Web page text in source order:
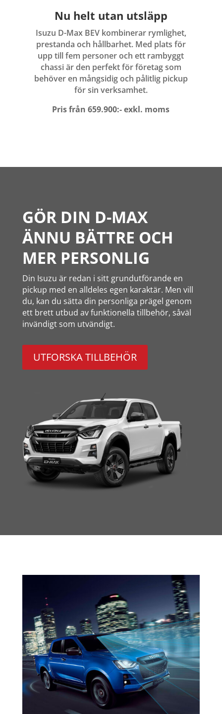
Nu helt utan utsläpp
Isuzu D-Max BEV kombinerar rymlighet,
prestanda och hållbarhet. Med plats för
upp till fem personer och ett rambyggt
chassi är den perfekt för företag som
behöver en mångsidig och pålitlig pickup
för sin verksamhet.
Pris från 659.900:- exkl. moms
GÖR DIN D-MAX
ÄNNU BÄTTRE OCH
MER PERSONLIG
Din Isuzu är redan i sitt grundutförande en
pickup med en alldeles egen karaktär. Men vill
du, kan du sätta din personliga prägel genom
ett brett utbud av funktionella tillbehör, såväl
invändigt som utvändigt.
UTFORSKA TILLBEHÖR